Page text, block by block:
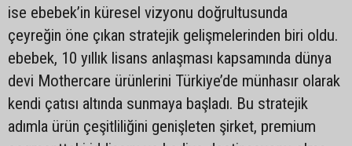
ise ebebek’in küresel vizyonu doğrultusunda
çeyreğin öne çıkan stratejik gelişmelerinden biri oldu.
ebebek, 10 yıllık lisans anlaşması kapsamında dünya
devi Mothercare ürünlerini Türkiye’de münhasır olarak
kendi çatısı altında sunmaya başladı. Bu stratejik
adımla ürün çeşitliliğini genişleten şirket, premium